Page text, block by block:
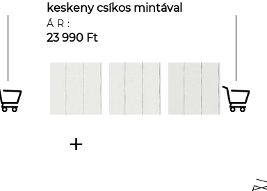
keskeny csíkos mintával
terrakotta színben
ÁR:
23 990 Ft